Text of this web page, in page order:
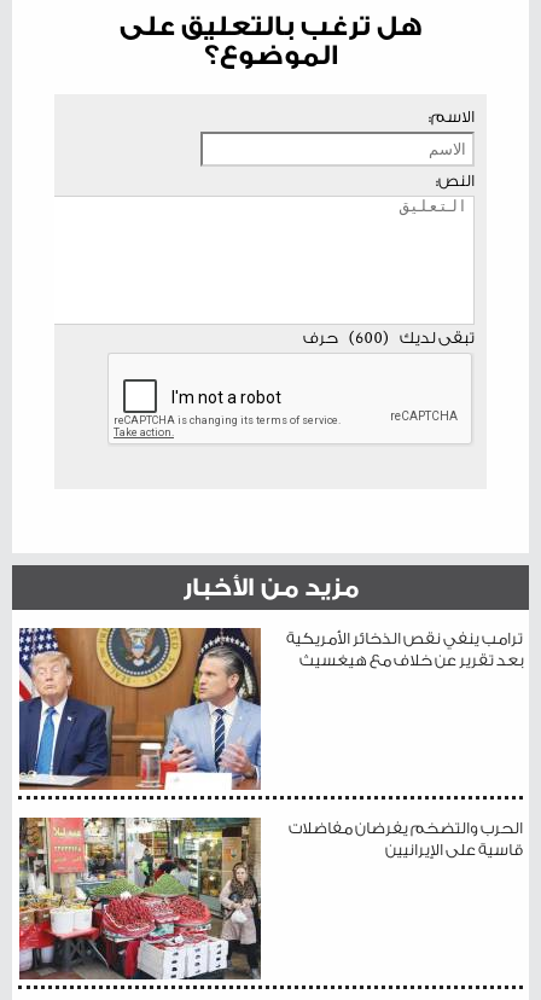
هل ترغب بالتعليق على
الموضوع؟
الاسم:
النص:
تبقى لديك (
600
) حرف
مزيد من الأخبار
ترامب ينفي نقص الذخائر الأمريكية
بعد تقرير عن خلاف مع هيغسيث
الحرب والتضخم يفرضان مفاضلات
قاسية على الإيرانيين